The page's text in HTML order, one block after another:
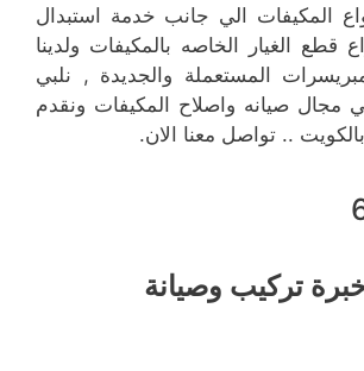
المكيفات الي جانب خدمة استبدال
قطع الغيار الخاصه بالمكيفات ولدينا
المستعملة والجديدة , نلبي
مجال صيانه واصلاح المكيفات ونقدم
.. تواصل معنا الان.
تركيب وصيانة